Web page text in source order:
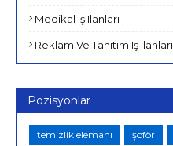
Medikal Iş Ilanları
Reklam Ve Tanıtım Iş Ilanları
Pozisyonlar
temizlik elemanı şoför